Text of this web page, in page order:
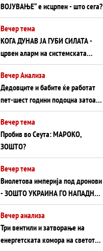
ВОЈУВАЊЕ“ е исцрпен - што сега?
Вечер тема
КОГА ДУНАВ ЈА ГУБИ СИЛАТА -
црвен аларм на системската
плоча од јужна Германија до
Црното Море...
Вечер Анализа
Дедовците и бабите ќе работат
пет-шест години подоцна затоа
што НЕМААТ ВНУЦИ ДА ГИ
ЗАМЕНАТ
Вечер тема
Пробив во Сеута: МАРОКО,
ЗОШТО?
Вечер тема
Виолетова империја под дронови
- ЗОШТО УКРАИНА ГО НАПАДНА
РУСКИОТ WILDBERRIES
Вечер анализа
Три вентили и затворање на
енергетската комора на светот: